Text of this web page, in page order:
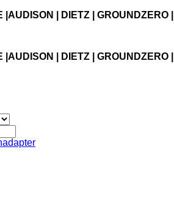
|AUDISON | DIETZ |
|AUDISON | DIETZ |